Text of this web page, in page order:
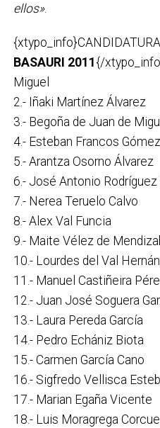
ellos».
BASAURI 2011{/
Miguel
2.- Iñaki Martínez Álvarez
3.- Begoña de Juan de
4.- Esteban Francos Gómez
5.- Arantza Osorno Álvarez
6.- José Antonio Rodríguez
7.- Nerea Teruelo Calvo
8.- Alex Val Funcia
9.- Maite Vélez de
10.- Lourdes del Val
11.- Manuel Castiñeira
12.- Juan José Soguera
13.- Laura Pereda García
14.- Pedro Echániz Biota
15.- Carmen García Cano
16.- Sigfredo Vellisca
17.- Marian Egaña Vicente
18.- Luis Moragrega